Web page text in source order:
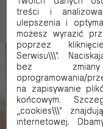
treści i
ulepszenia i
możesz wyrazić
poprzez
Serwisu\\\".
bez
oprogramowania/
na zapisywanie
końcowym.
„cookies\\\"
internetowej.